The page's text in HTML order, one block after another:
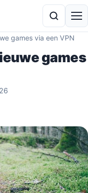
games via een VPN
games